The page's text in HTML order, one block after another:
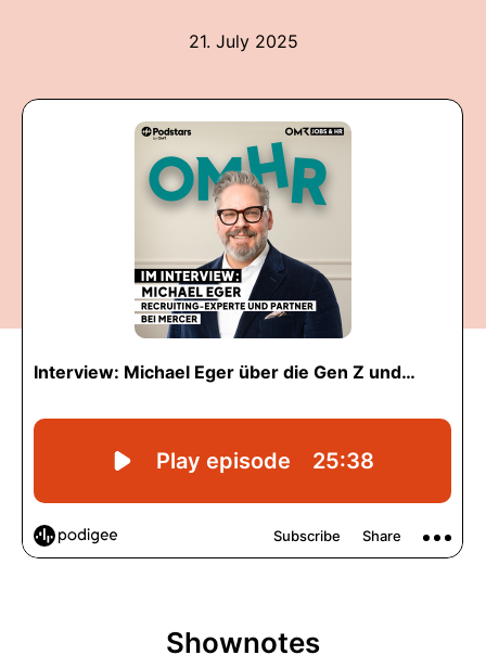
21. July 2025
Shownotes